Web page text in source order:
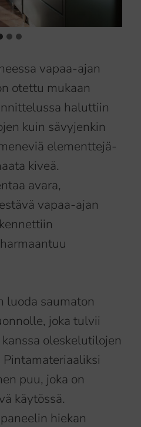
vapaa-ajan
otettu mukaan
haluttiin
kuin sävyjenkin
elementtejä-
kiveä.
avara,
vapaa-ajan
luoda saumaton
joka tulvii
oleskelutilojen
puu, joka on
käytössä.
hiekan